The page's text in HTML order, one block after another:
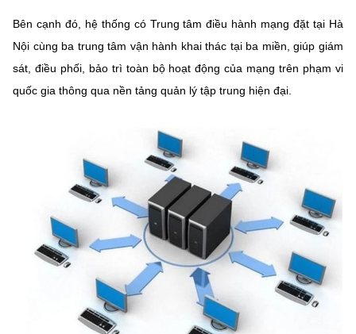
Bên cạnh đó, hệ thống có Trung tâm điều hành mạng đặt tại Hà
Nội cùng ba trung tâm vận hành khai thác tại ba miền, giúp giám
sát, điều phối, bảo trì toàn bộ hoạt động của mạng trên phạm vi
quốc gia thông qua nền tảng quản lý tập trung hiện đại.